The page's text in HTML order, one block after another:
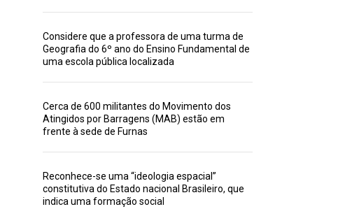
Considere que a professora de uma turma de
Geografia do 6º ano do Ensino Fundamental de
uma escola pública localizada
Cerca de 600 militantes do Movimento dos
Atingidos por Barragens (MAB) estão em
frente à sede de Furnas
Reconhece-se uma “ideologia espacial”
constitutiva do Estado nacional Brasileiro, que
indica uma formação social